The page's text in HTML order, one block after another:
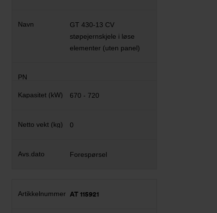
GT 430-13 CV
støpejernskjele i løse
elementer (uten panel)
670 - 720
0
Forespørsel
AT 115921